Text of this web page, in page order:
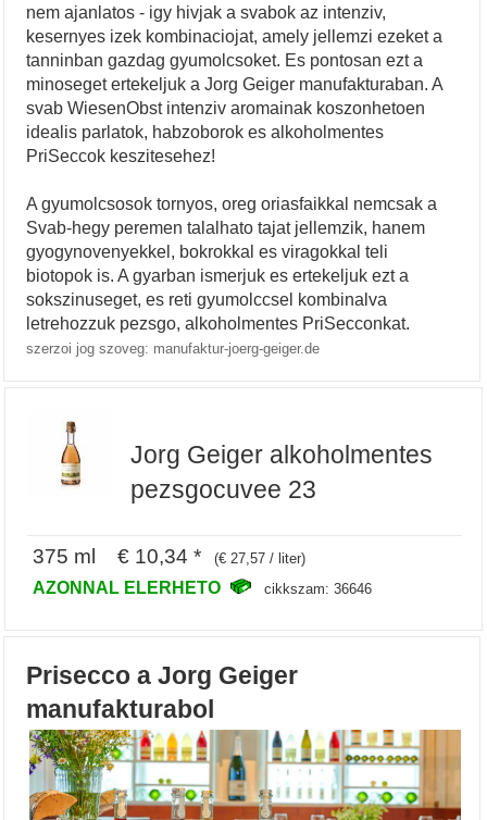
nem ajanlatos - igy hivjak a svabok az intenziv,
kesernyes izek kombinaciojat, amely jellemzi ezeket a
tanninban gazdag gyumolcsoket. Es pontosan ezt a
minoseget ertekeljuk a Jorg Geiger manufakturaban. A
svab WiesenObst intenziv aromainak koszonhetoen
idealis parlatok, habzoborok es alkoholmentes
PriSeccok keszitesehez!
A gyumolcsosok tornyos, oreg oriasfaikkal nemcsak a
Svab-hegy peremen talalhato tajat jellemzik, hanem
gyogynovenyekkel, bokrokkal es viragokkal teli
biotopok is. A gyarban ismerjuk es ertekeljuk ezt a
sokszinuseget, es reti gyumolccsel kombinalva
letrehozzuk pezsgo, alkoholmentes PriSecconkat.
szerzoi jog szoveg: manufaktur-joerg-geiger.de
Jorg Geiger alkoholmentes
pezsgocuvee 23
375 ml € 10,34 * (€ 27,57 / liter)
AZONNAL ELERHETO cikkszam: 36646
Prisecco a Jorg Geiger
manufakturabol